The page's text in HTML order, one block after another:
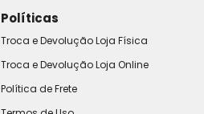
Políticas
Troca e Devolução Loja Física
Troca e Devolução Loja Online
Política de Frete